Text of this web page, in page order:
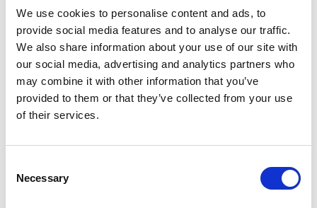
We use cookies to personalise content and ads, to
provide social media features and to analyse our traffic.
We also share information about your use of our site with
our social media, advertising and analytics partners who
may combine it with other information that you’ve
provided to them or that they’ve collected from your use
of their services.
Selection
Necessary
La Regione Lazio ha lanciato il Bando Energia per le PMI,
con un investimento di 40 milioni di euro per promuovere
progetti di produzione di energia da fonti rinnovabili e
risparmio energetico. A partire dal 16 settembre, le imprese
potranno presentare i loro progetti, che devono avere un
importo minimo di 150.000 euro. Il bando offre un
contributo a fondo perdutofino al50%del totale
finanziabile, con un
il 24 settembre
Il bando SWIch 2024, pubblicato il 25 luglio, dispone di80